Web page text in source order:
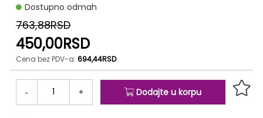
Dostupno odmah
450,00RSD
763,88RSD
Cena bez PDV-a: 694,44RSD
- + Dodajte u korpu
of
the
images
gallery